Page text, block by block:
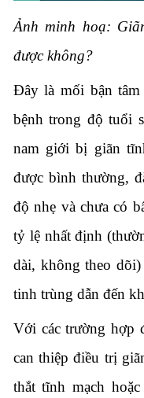
Ảnh minh hoạ:
được không?
Đây là mối bận
bệnh trong độ tuổi
nam giới bị giãn
được bình thường,
độ nhẹ và chưa có
tỷ lệ nhất định
dài, không theo
tinh trùng dẫn đến
Với các trường hợp
can thiệp điều trị
thắt tĩnh mạch